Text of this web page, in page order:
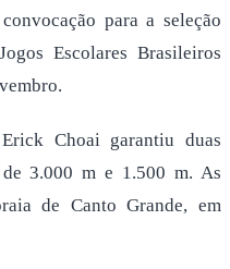
para a seleção
Escolares Brasileiros
Choai garantiu duas
3.000 m e 1.500 m. As
de Canto Grande, em